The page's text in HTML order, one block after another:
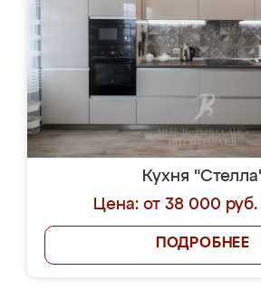
Кухня
Цена: от 38 000 руб.
ПОДРОБНЕЕ